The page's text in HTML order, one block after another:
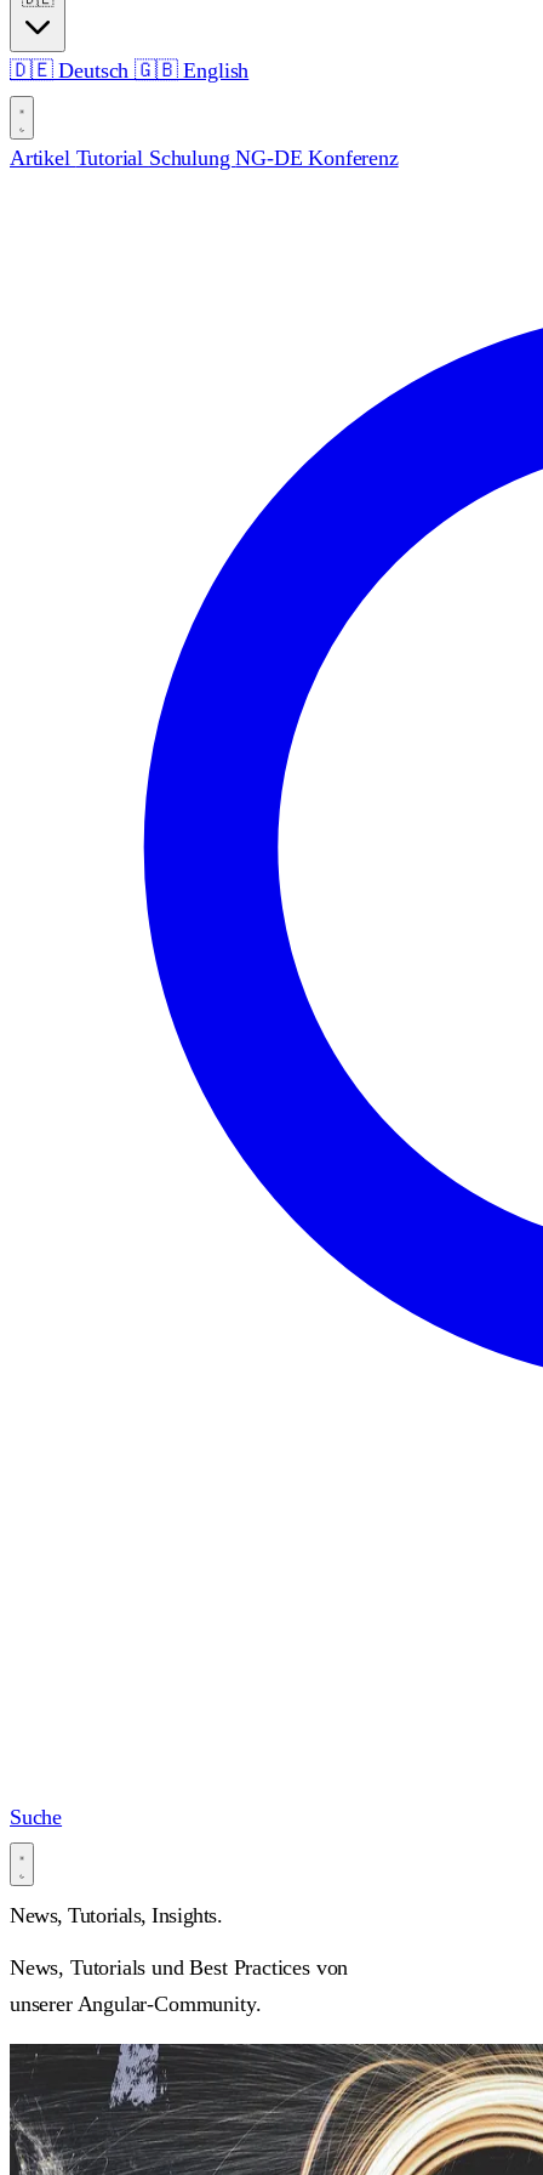
🇩🇪Deutsch🇬🇧English
Artikel Tutorial SchulungNG-DE Konferenz
Suche
News, Tutorials, Insights.
News, Tutorials und Best Practices von
unserer Angular-Community.